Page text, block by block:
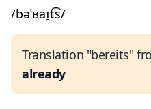
/bəˈʁaɪ̯t͡s/
Translation "bereits"
already